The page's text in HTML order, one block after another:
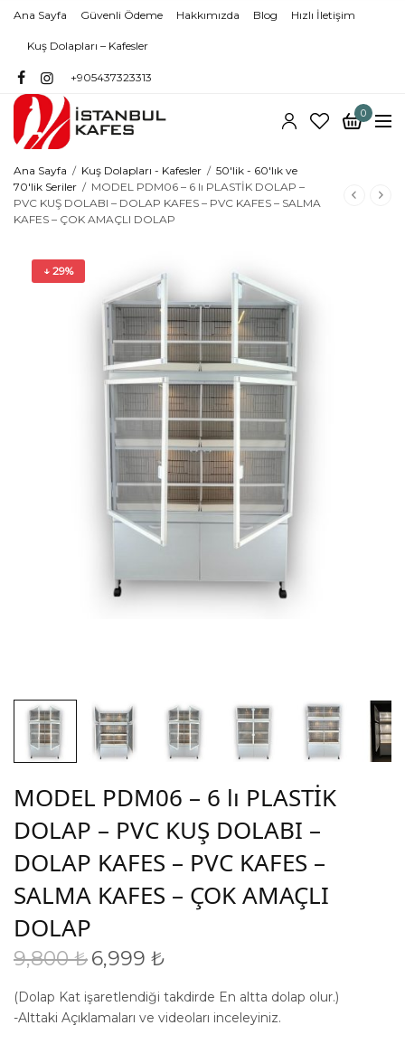
Ana Sayfa Güvenli Ödeme Hakkımızda Blog Hızlı İletişim
Kuş Dolapları – Kafesler
+905437323313
0
Ana Sayfa / Kuş Dolapları - Kafesler / 50'lik - 60'lık ve
70'lik Seriler / MODEL PDM06 – 6 lı PLASTİK DOLAP –
PVC KUŞ DOLABI – DOLAP KAFES – PVC KAFES – SALMA
KAFES – ÇOK AMAÇLI DOLAP
↓ 29%
MODEL PDM06 – 6 lı PLASTİK
DOLAP – PVC KUŞ DOLABI –
DOLAP KAFES – PVC KAFES –
SALMA KAFES – ÇOK AMAÇLI
DOLAP
9,800₺ Orijinal
9,800 ₺.
6,999₺Şu
fiyat:
(Dolap Kat işaretlendiği takdirde En altta dolap olur.)
-Alttaki Açıklamaları ve videoları inceleyiniz.